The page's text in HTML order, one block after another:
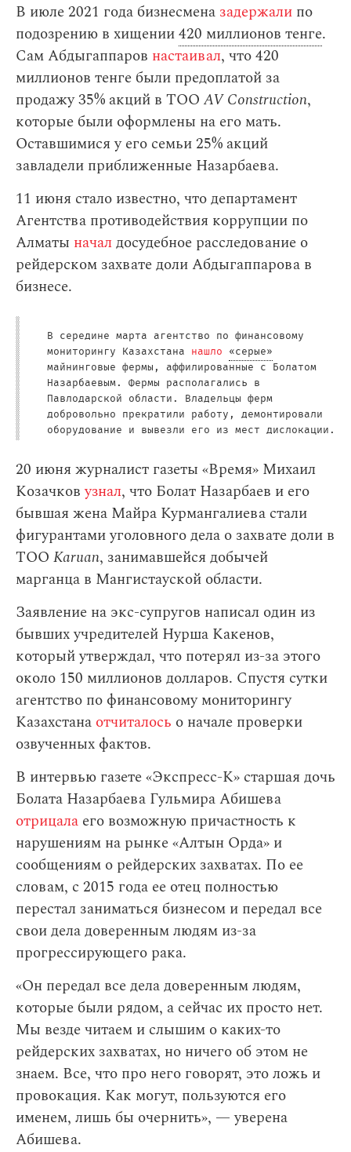
В июле 2021 года бизнесмена задержали по
подозрению в хищении420 миллионов тенге.
Сам Абдыгаппаров настаивал, что 420
миллионов тенге были предоплатой за
продажу 35% акций в ТОО AV Construction,
которые были оформлены на его мать.
Оставшимися у его семьи 25% акций
завладели приближенные Назарбаева.
11 июня стало известно, что департамент
Агентства противодействия коррупции по
Алматы началдосудебное расследование о
рейдерском захвате доли Абдыгаппарова в
бизнесе.
В середине марта агентство по финансовому
мониторингу Казахстана нашло «серые»
майнинговые фермы, аффилированные с Болатом
Назарбаевым. Фермы располагались в
Павлодарской области. Владельцы ферм
добровольно прекратили работу, демонтировали
оборудование и вывезли его из мест дислокации.
20 июня журналист газеты «Время» Михаил
Козачковузнал, что Болат Назарбаев и его
бывшая жена Майра Курмангалиева стали
фигурантами уголовного дела о захвате доли в
ТОО Karuan, занимавшейся добычей
марганца в Мангистауской области.
Заявление на экс-супругов написал один из
бывших учредителей Нурша Какенов,
который утверждал, что потерял из-за этого
около 150 миллионов долларов. Спустя сутки
агентство по финансовому мониторингу
Казахстана отчиталось о начале проверки
озвученных фактов.
В интервью газете «Экспресс-К» старшая дочь
Болата Назарбаева Гульмира Абишева
отрицала его возможную причастность к
нарушениям на рынке «Алтын Орда» и
сообщениям о рейдерских захватах. По ее
словам, с 2015 года ее отец полностью
перестал заниматься бизнесом и передал все
свои дела доверенным людям из-за
прогрессирующего рака.
«Он передал все дела доверенным людям,
которые были рядом, а сейчас их просто нет.
Мы везде читаем и слышим о каких-то
рейдерских захватах, но ничего об этом не
знаем. Все, что про него говорят, это ложь и
провокация. Как могут, пользуются его
именем, лишь бы очернить», — уверена
Абишева.